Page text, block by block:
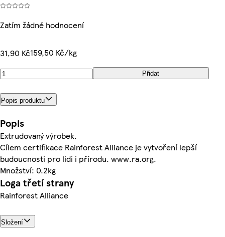
Zatím žádné hodnocení
31,90 Kč159,50 Kč/kg
Přidat
Popis produktu
Popis
Extrudovaný výrobek.
Cílem certifikace Rainforest Alliance je vytvoření lepší
budoucnosti pro lidi i přírodu. www.ra.org.
Množství: 0.2kg
Loga třetí strany
Rainforest Alliance
Složení